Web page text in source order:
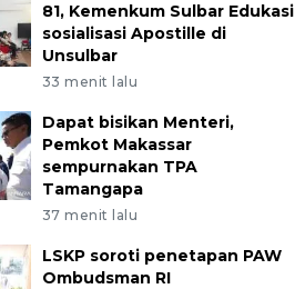
81, Kemenkum Sulbar Edukasi
sosialisasi Apostille di
Unsulbar
33 menit lalu
Dapat bisikan Menteri,
Pemkot Makassar
sempurnakan TPA
Tamangapa
37 menit lalu
LSKP soroti penetapan PAW
Ombudsman RI